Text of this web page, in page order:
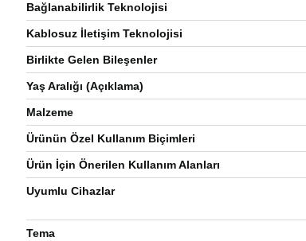
Bağlanabilirlik Teknolojisi
Kablosuz İletişim Teknolojisi
Birlikte Gelen Bileşenler
Yaş Aralığı (Açıklama)
Malzeme
Ürünün Özel Kullanım Biçimleri
Ürün İçin Önerilen Kullanım Alanları
Uyumlu Cihazlar
Tema